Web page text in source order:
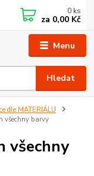
Menu
Hledat
0 ks
za 0,00 Kč
dle MATERIÁLU
všechny barvy
všechny